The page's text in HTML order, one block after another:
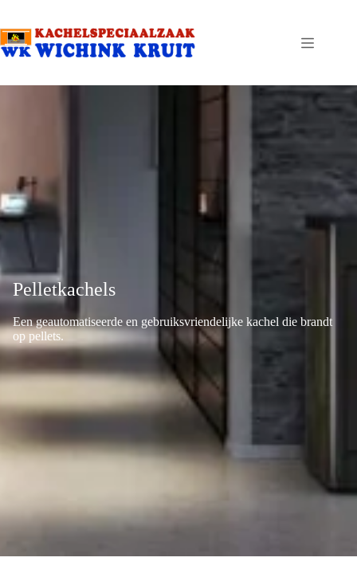
de
inhoud
Pelletkachels
Een geautomatiseerde en gebruiksvriendelijke kachel die brandt
op pellets.